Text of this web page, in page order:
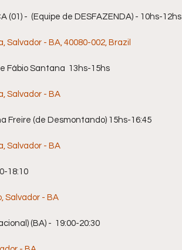
(01) -  (Equipe de DESFAZENDA) - 10hs-12hs
Salvador - BA, 40080-002, Brazil
e Fábio Santana  13hs-15hs
Salvador - BA
Freire (de Desmontando) 15hs-16:45
Salvador - BA
18:10
Salvador - BA
(BA) -  19:00-20:30